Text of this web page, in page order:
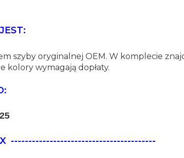
szyby oryginalnej OEM. W komplecie
kolory wymagają dopłaty.
-----------------------------------------